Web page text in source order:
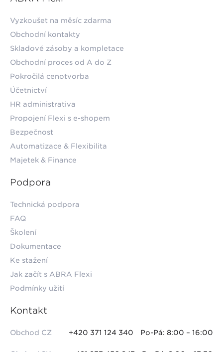
Vyzkoušet na měsíc zdarma
Obchodní kontakty
Skladové zásoby a kompletace
Obchodní proces od A do Z
Pokročilá cenotvorba
Účetnictví
HR administrativa
Propojení Flexi s e-shopem
Bezpečnost
Automatizace & Flexibilita
Majetek & Finance
Podpora
Technická podpora
FAQ
Školení
Dokumentace
Ke stažení
Jak začít s ABRA Flexi
Podmínky užití
Kontakt
Obchod CZ +420 371 124 340 Po-Pá: 8:00 – 16:00